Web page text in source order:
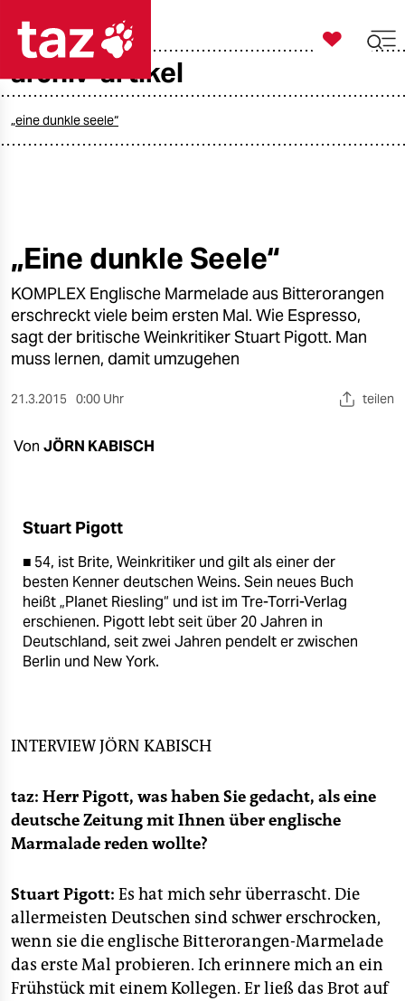
öko
gesellschaft
kultur
sport
berlin
nord
verlag
verlag
veranstaltungen
shop
fragen & hilfe
abo
epaper login

taz zahl ich
archiv-artikel
„eine dunkle seele“
„Eine dunkle Seele“
KOMPLEX Englische Marmelade aus Bitterorangen
erschreckt viele beim ersten Mal. Wie Espresso,
sagt der britische Weinkritiker Stuart Pigott. Man
muss lernen, damit umzugehen
21.3.2015 0:00 Uhr teilen
Von JÖRN KABISCH
Stuart Pigott
■ 54, ist Brite, Weinkritiker und gilt als einer der
besten Kenner deutschen Weins. Sein neues Buch
heißt „Planet Riesling“ und ist im Tre-Torri-Verlag
erschienen. Pigott lebt seit über 20 Jahren in
Deutschland, seit zwei Jahren pendelt er zwischen
Berlin und New York.
INTERVIEWJÖRN KABISCH
taz: Herr Pigott, was haben Sie gedacht, als eine
deutsche Zeitung mit Ihnen über englische
Marmalade reden wollte?
Stuart Pigott: Es hat mich sehr überrascht. Die
allermeisten Deutschen sind schwer erschrocken,
wenn sie die englische Bitterorangen-Marmelade
das erste Mal probieren. Ich erinnere mich an ein
Frühstück mit einem Kollegen. Er ließ das Brot auf